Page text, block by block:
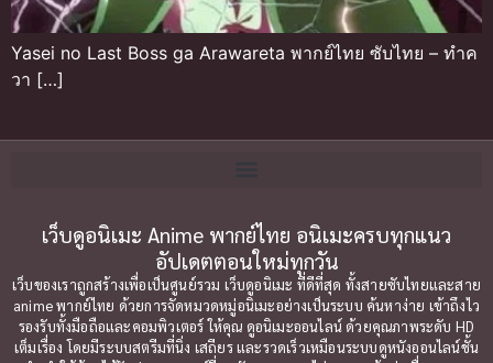
Yasei no Last Boss ga Arawareta พากย์ไทย ซับไทย – ทำค
วา […]
เว็บดูอนิเมะ Anime พากย์ไทย อนิเมะครบทุกแนว
อัปเดตตอนใหม่ทุกวัน
เว็บของเราถูกสร้างเพื่อเป็นศูนย์รวม เว็บดูอนิเมะ ที่ดีที่สุด ทั้งสายซับไทยและสาย
anime พากย์ไทย ด้วยการจัดหมวดหมู่อนิเมะอย่างเป็นระบบ ค้นหาง่าย เข้าถึงไว
รองรับทั้งมือถือและคอมพิวเตอร์ ให้คุณ ดูอนิเมะออนไลน์ ด้วยคุณภาพระดับ HD
เต็มเรื่อง โดยมีระบบสตรีมที่นิ่ง เสถียร และรวดเร็วเหมือนระบบดูหนังออนไลน์ชั้น